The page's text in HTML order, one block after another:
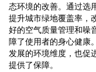
态环境的改善。通过选
提升城市绿地覆盖率，
好的空气质量管理和噪
障了使用者的身心健康
发展的环境维度，也促
提供了保障。